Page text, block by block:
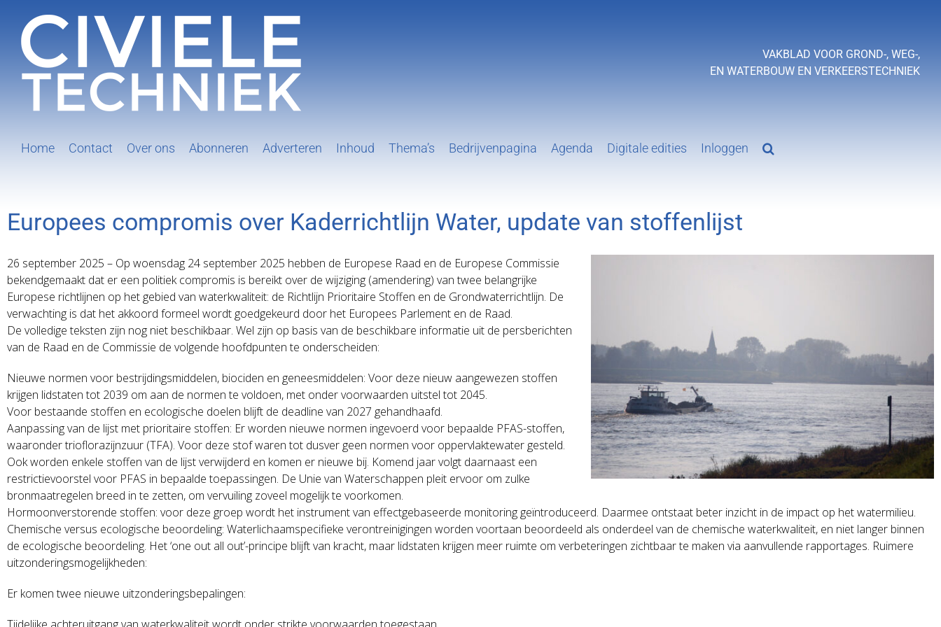
inhoud
VAKBLAD VOOR GROND-, WEG-,
EN WATERBOUW EN VERKEERSTECHNIEK
Home Contact Over ons Abonneren Adverteren Inhoud Thema’s Bedrijvenpagina Agenda Digitale edities Inloggen
Europees compromis over Kaderrichtlijn Water, update van stoffenlijst
26 september 2025 – Op woensdag 24 september 2025 hebben de Europese Raad en de Europese Commissie
bekendgemaakt dat er een politiek compromis is bereikt over de wijziging (amendering) van twee belangrijke
Europese richtlijnen op het gebied van waterkwaliteit: de Richtlijn Prioritaire Stoffen en de Grondwaterrichtlijn. De
verwachting is dat het akkoord formeel wordt goedgekeurd door het Europees Parlement en de Raad.
De volledige teksten zijn nog niet beschikbaar. Wel zijn op basis van de beschikbare informatie uit de persberichten
van de Raad en de Commissie de volgende hoofdpunten te onderscheiden:
Nieuwe normen voor bestrijdingsmiddelen, biociden en geneesmiddelen: Voor deze nieuw aangewezen stoffen
krijgen lidstaten tot 2039 om aan de normen te voldoen, met onder voorwaarden uitstel tot 2045.
Voor bestaande stoffen en ecologische doelen blijft de deadline van 2027 gehandhaafd.
Aanpassing van de lijst met prioritaire stoffen: Er worden nieuwe normen ingevoerd voor bepaalde PFAS-stoffen,
waaronder trioflorazijnzuur (TFA). Voor deze stof waren tot dusver geen normen voor oppervlaktewater gesteld.
Ook worden enkele stoffen van de lijst verwijderd en komen er nieuwe bij. Komend jaar volgt daarnaast een
restrictievoorstel voor PFAS in bepaalde toepassingen. De Unie van Waterschappen pleit ervoor om zulke
bronmaatregelen breed in te zetten, om vervuiling zoveel mogelijk te voorkomen.
Hormoonverstorende stoffen: voor deze groep wordt het instrument van effectgebaseerde monitoring geïntroduceerd. Daarmee ontstaat beter inzicht in de impact op het watermilieu.
Chemische versus ecologische beoordeling: Waterlichaamspecifieke verontreinigingen worden voortaan beoordeeld als onderdeel van de chemische waterkwaliteit, en niet langer binnen
de ecologische beoordeling. Het ‘one out all out’-principe blijft van kracht, maar lidstaten krijgen meer ruimte om verbeteringen zichtbaar te maken via aanvullende rapportages. Ruimere
uitzonderingsmogelijkheden:
Er komen twee nieuwe uitzonderingsbepalingen:
Tijdelijke achteruitgang van waterkwaliteit wordt onder strikte voorwaarden toegestaan.